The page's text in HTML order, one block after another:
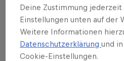
Mit Dan und Jonny haben
gewonnen, die Radsport-
Kompetenz vereinen. Bei
neues Team auf das Top-
Deine Zustimmung
Einstellungen unten auf der
Weitere Informationen
Datenschutzerklärungund
Cookie-Einstellungen.